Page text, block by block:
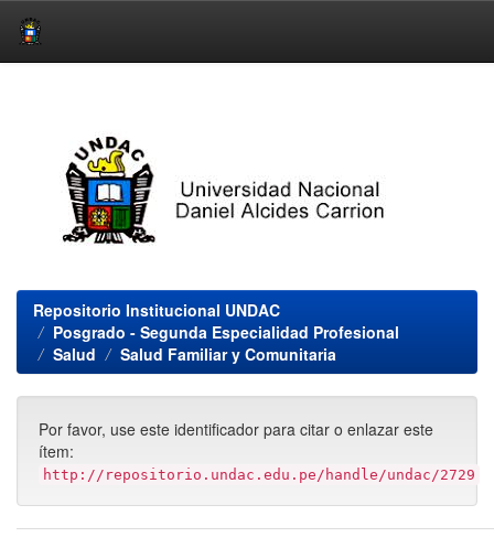
Repositorio Institucional UNDAC
Posgrado - Segunda Especialidad Profesional
Salud
Salud Familiar y Comunitaria
Por favor, use este identificador para citar o enlazar este
ítem:
http://repositorio.undac.edu.pe/handle/undac/2729